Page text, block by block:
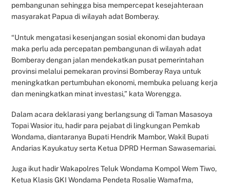
pembangunan sehingga bisa mempercepat kesejahteraan
masyarakat Papua di wilayah adat Bomberay.
“Untuk mengatasi kesenjangan sosial ekonomi dan budaya
maka perlu ada percepatan pembangunan di wilayah adat
Bomberay dengan jalan mendekatkan pusat pemerintahan
provinsi melalui pemekaran provinsi Bomberay Raya untuk
meningkatkan pertumbuhan ekonomi, membuka peluang kerja
dan meningkatkan minat investasi,” kata Worengga.
Dalam acara deklarasi yang berlangsung di Taman Masasoya
Topai Wasior itu, hadir para pejabat di lingkungan Pemkab
Wondama, diantaranya Bupati Hendrik Mambor, Wakil Bupati
Andarias Kayukatuy serta Ketua DPRD Herman Sawasemariai.
Juga ikut hadir Wakapolres Teluk Wondama Kompol Wem Tiwo,
Ketua Klasis GKI Wondama Pendeta Rosalie Wamafma,